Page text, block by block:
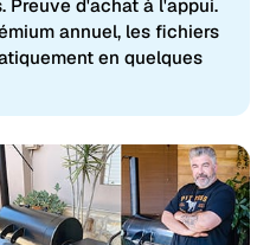
Preuve d'achat à l'appui.
annuel, les fichiers
en quelques